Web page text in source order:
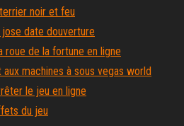
noir et feu
date douverture
roue de la fortune en ligne
machines à sous vegas world
le jeu en ligne
du jeu